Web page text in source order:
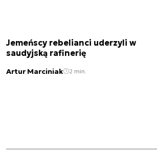
Jemeńscy rebelianci uderzyli w
saudyjską rafinerię
Artur Marciniak 2 min.